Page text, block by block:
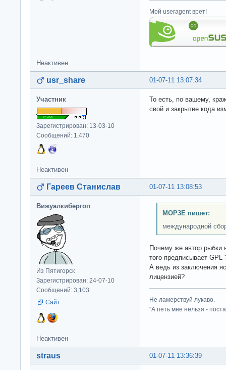
Мой useragent врет!
Неактивен
01-07-11 13:07:34
usr_share
Участник
Зарегистрирован: 13-03-10
Сообщений: 1,470
То есть, по вашему,
свой и закрытие кода
Неактивен
01-07-11 13:08:53
Гареев Станислав
Вижуалкибергоп
Из Пятигорск
Зарегистрирован: 24-07-10
Сообщений: 3,103
Сайт
MOP3E пишет:
международной
Почему же автор рыбки
того предписывает GPL
А ведь из заключения
лицензией?
Не ламерствуй лукаво.
"А петь мне нельзя -
Неактивен
01-07-11 13:36:39
straus